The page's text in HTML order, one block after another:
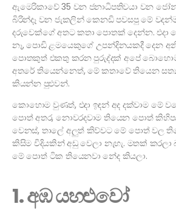
ඇමෙරිකාවේ 35 වන ජනාධිපතිවයා වන
බිරින්දෑ වන ජැකලින් කෙනඩි පවසපු මේ
දරුවෙක්ගේ අතට කතා පොතක් දෙන්න. එදා
නෑ, පොඩි ළමයෙකුගේ උපන්දිනයකදී දෙන
පොතකුත් එකතු කරන පුරුද්දක් අපේ
අතරේ තියෙන්නෙත්, මේ කතාවේ තියෙන
කියන්න පුළුවන්.
කොහොම වුණත්, එදා ඉඳන් අද දක්වාම මේ
පොත් අතර, නොවරදවාම තියෙන පොත්
වෙනස්, තාලේ අලුත් කිව්වට මේ පොත් වල
කිසිම විදියකින් අඩු වෙලා නැහැ. මතක්
මේ පොත් ටික තියෙනවා නේද කියලා.
1. අඹ යහළුවෝ